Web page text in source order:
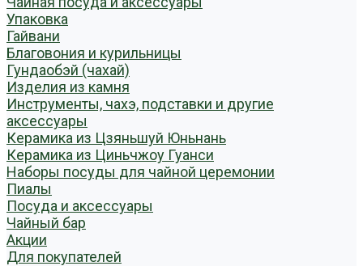
Упаковка
Гайвани
Благовония и курильницы
Гундаобэй (чахай)
Изделия из камня
Инструменты, чахэ, подставки и другие
аксессуары
Керамика из Цзяньшуй Юньнань
Керамика из Циньчжоу Гуанси
Наборы посуды для чайной церемонии
Пиалы
Посуда и аксессуары
Чайный бар
Акции
Для покупателей